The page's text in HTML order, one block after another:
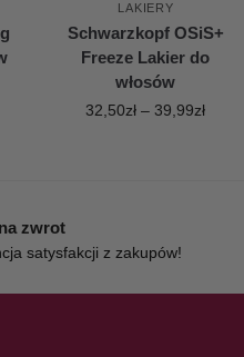
LAKIERY
Schwarzkopf OSiS+
Freeze Lakier do
włosów
32,50zł – 39,99zł
zwrot
satysfakcji z zakupów!